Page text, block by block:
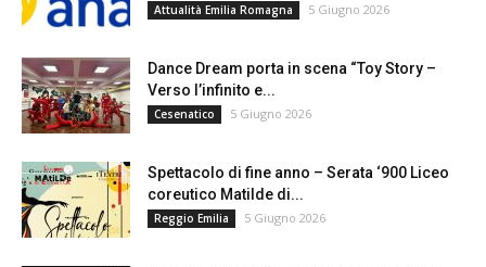
Attualità Emilia Romagna 5 Giugno 2026
Dance Dream porta in scena “Toy Story –
Verso l’infinito e...
Cesenatico 5 Giugno 2026
Spettacolo di fine anno – Serata ‘900 Liceo
coreutico Matilde di...
Reggio Emilia 5 Giugno 2026